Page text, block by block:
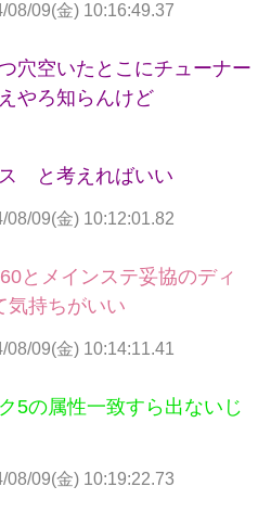
08/09(金) 10:16:49.37
穴空いたとこにチューナー
やろ知らんけど
と考えればいい
08/09(金) 10:12:01.82
とメインステ妥協のディ
気持ちがいい
08/09(金) 10:14:11.41
5の属性一致すら出ないじ
08/09(金) 10:19:22.73